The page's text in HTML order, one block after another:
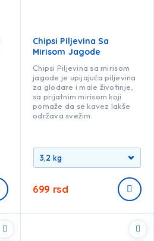
Chipsi Piljevina Sa
Mirisom Jagode
Chipsi Piljevina sa mirisom
jagode je upijajuća piljevina
za glodare i male životinje,
sa prijatnim mirisom koji
pomaže da se kavez lakše
održava svežim.
699 rsd